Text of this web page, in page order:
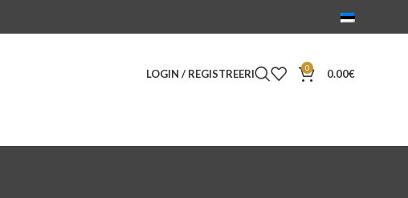
LOGIN / REGISTREERI 0 0.00€